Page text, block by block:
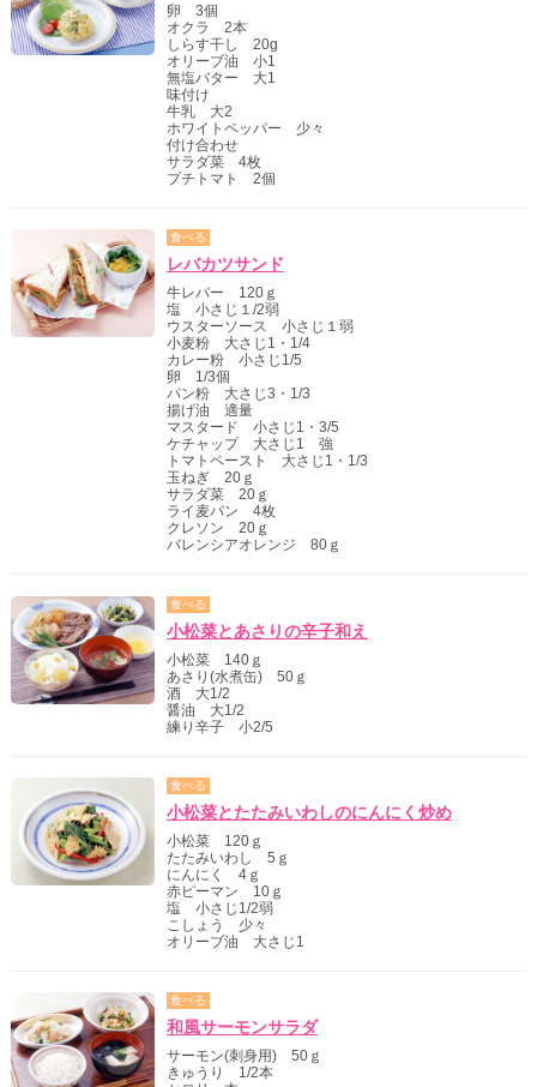
卵 3個
オクラ 2本
しらす干し 20g
オリーブ油 小1
無塩バター 大1
味付け
牛乳 大2
ホワイトペッパー 少々
付け合わせ
サラダ菜 4枚
プチトマト 2個
食べる
レバカツサンド
牛レバー 120ｇ
塩 小さじ１/2弱
ウスターソース 小さじ１弱
小麦粉 大さじ1・1/4
カレー粉 小さじ1/5
卵 1/3個
パン粉 大さじ3・1/3
揚げ油 適量
マスタード 小さじ1・3/5
ケチャップ 大さじ1 強
トマトペースト 大さじ1・1/3
玉ねぎ 20ｇ
サラダ菜 20ｇ
ライ麦パン 4枚
クレソン 20ｇ
バレンシアオレンジ 80ｇ
食べる
小松菜とあさりの辛子和え
小松菜 140ｇ
あさり(水煮缶) 50ｇ
酒 大1/2
醤油 大1/2
練り辛子 小2/5
食べる
小松菜とたたみいわしのにんにく炒め
小松菜 120ｇ
たたみいわし 5ｇ
にんにく 4ｇ
赤ピーマン 10ｇ
塩 小さじ1/2弱
こしょう 少々
オリーブ油 大さじ1
食べる
和風サーモンサラダ
サーモン(刺身用) 50ｇ
きゅうり 1/2本